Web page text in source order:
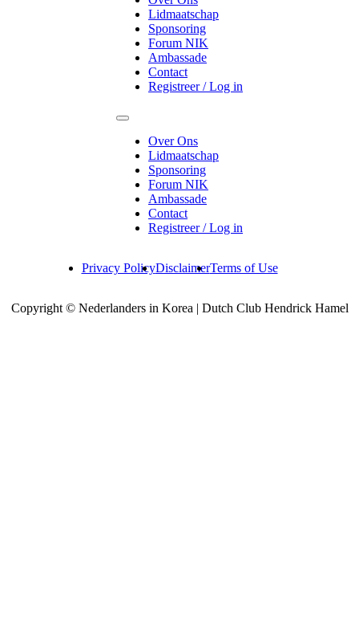
Lidmaatschap
Sponsoring
Forum NIK
Ambassade
Contact
Registreer / Log in
Over Ons
Lidmaatschap
Sponsoring
Forum NIK
Ambassade
Contact
Registreer / Log in
Privacy PolicyDisclaimerTerms of Use
Copyright © Nederlanders in Korea | Dutch Club Hendrick Hamel